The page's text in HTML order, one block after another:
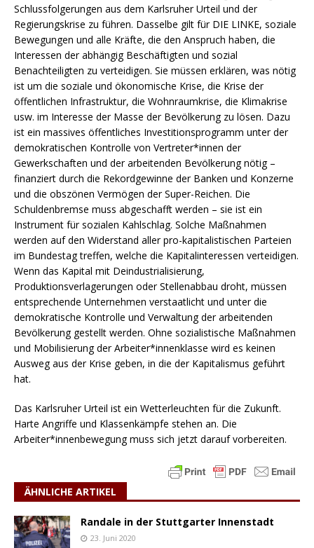
Schlussfolgerungen aus dem Karlsruher Urteil und der
Regierungskrise zu führen. Dasselbe gilt für DIE LINKE, soziale
Bewegungen und alle Kräfte, die den Anspruch haben, die
Interessen der abhängig Beschäftigten und sozial
Benachteiligten zu verteidigen. Sie müssen erklären, was nötig
ist um die soziale und ökonomische Krise, die Krise der
öffentlichen Infrastruktur, die Wohnraumkrise, die Klimakrise
usw. im Interesse der Masse der Bevölkerung zu lösen. Dazu
ist ein massives öffentliches Investitionsprogramm unter der
demokratischen Kontrolle von Vertreter*innen der
Gewerkschaften und der arbeitenden Bevölkerung nötig –
finanziert durch die Rekordgewinne der Banken und Konzerne
und die obszönen Vermögen der Super-Reichen. Die
Schuldenbremse muss abgeschafft werden – sie ist ein
Instrument für sozialen Kahlschlag. Solche Maßnahmen
werden auf den Widerstand aller pro-kapitalistischen Parteien
im Bundestag treffen, welche die Kapitalinteressen verteidigen.
Wenn das Kapital mit Deindustrialisierung,
Produktionsverlagerungen oder Stellenabbau droht, müssen
entsprechende Unternehmen verstaatlicht und unter die
demokratische Kontrolle und Verwaltung der arbeitenden
Bevölkerung gestellt werden. Ohne sozialistische Maßnahmen
und Mobilisierung der Arbeiter*innenklasse wird es keinen
Ausweg aus der Krise geben, in die der Kapitalismus geführt
hat.
Das Karlsruher Urteil ist ein Wetterleuchten für die Zukunft.
Harte Angriffe und Klassenkämpfe stehen an. Die
Arbeiter*innenbewegung muss sich jetzt darauf vorbereiten.
ÄHNLICHE ARTIKEL
Randale in der Stuttgarter Innenstadt
23. Juni 2020